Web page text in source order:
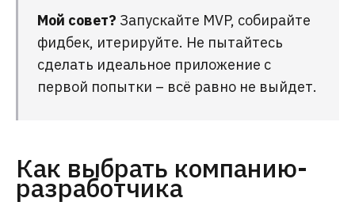
Мой совет? Запускайте MVP, собирайте
фидбек, итерируйте. Не пытайтесь
сделать идеальное приложение с
первой попытки – всё равно не выйдет.
Как выбрать компанию-
разработчика